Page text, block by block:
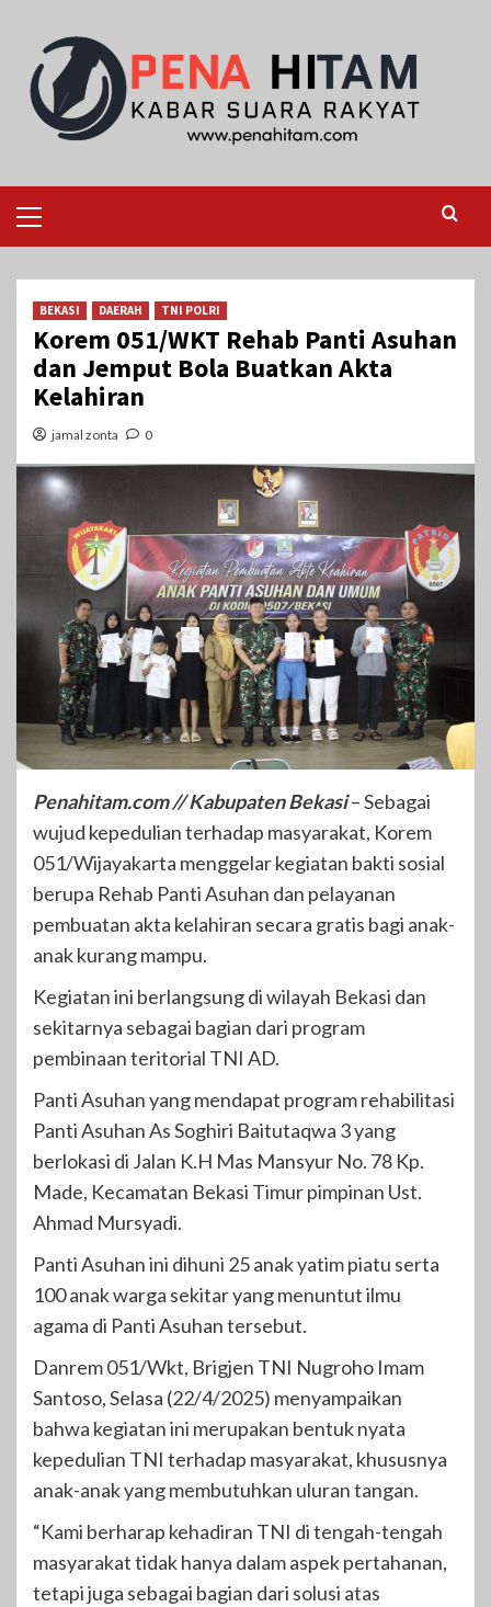
content
Menu
BEKASI DAERAH TNI POLRI
Korem 051/WKT Rehab Panti Asuhan
dan Jemput Bola Buatkan Akta
Kelahiran
jamal zonta 0
Penahitam.com // Kabupaten Bekasi– Sebagai
wujud kepedulian terhadap masyarakat, Korem
051/Wijayakarta menggelar kegiatan bakti sosial
berupa Rehab Panti Asuhan dan pelayanan
pembuatan akta kelahiran secara gratis bagi anak-
anak kurang mampu.
Kegiatan ini berlangsung di wilayah Bekasi dan
sekitarnya sebagai bagian dari program
pembinaan teritorial TNI AD.
Panti Asuhan yang mendapat program rehabilitasi
Panti Asuhan As Soghiri Baitutaqwa 3 yang
berlokasi di Jalan K.H Mas Mansyur No. 78 Kp.
Made, Kecamatan Bekasi Timur pimpinan Ust.
Ahmad Mursyadi.
Panti Asuhan ini dihuni 25 anak yatim piatu serta
100 anak warga sekitar yang menuntut ilmu
agama di Panti Asuhan tersebut.
Danrem 051/Wkt, Brigjen TNI Nugroho Imam
Santoso, Selasa (22/4/2025) menyampaikan
bahwa kegiatan ini merupakan bentuk nyata
kepedulian TNI terhadap masyarakat, khususnya
anak-anak yang membutuhkan uluran tangan.
“Kami berharap kehadiran TNI di tengah-tengah
masyarakat tidak hanya dalam aspek pertahanan,
tetapi juga sebagai bagian dari solusi atas